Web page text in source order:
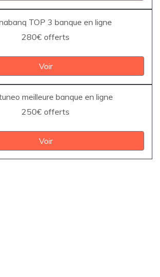
280€ offerts
Voir
250€ offerts
Voir